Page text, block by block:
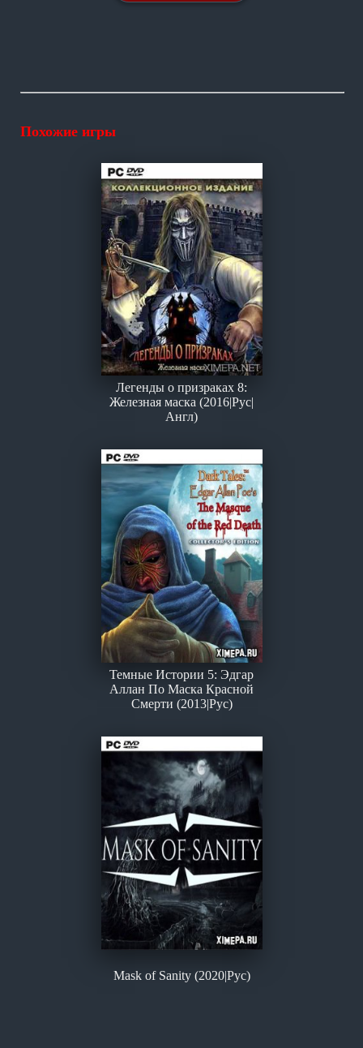
Похожие игры
Легенды о призраках 8:
Железная маска (2016|Рус|
Англ)
Темные Истории 5: Эдгар
Аллан По Маска Красной
Смерти (2013|Рус)
Mask of Sanity (2020|Рус)